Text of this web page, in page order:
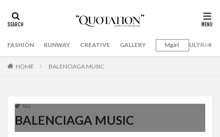
FASHION RUNWAY CREATIVE GALLERY Mgirl
HOME BALENCIAGA MUSIC
TAG
BALENCIAGA MUSIC